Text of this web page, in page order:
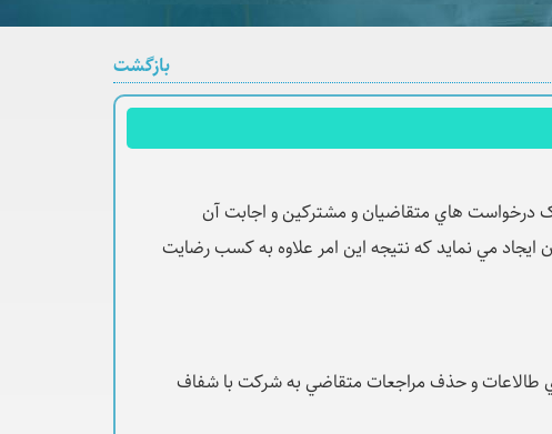
بازگشت
درخواست هاي متقاضيان و مشترکين و اجابت آن
ايجاد مي نمايد که نتيجه اين امر علاوه به کسب رضايت
طالاعات و حذف مراجعات متقاضي به شرکت با شفاف